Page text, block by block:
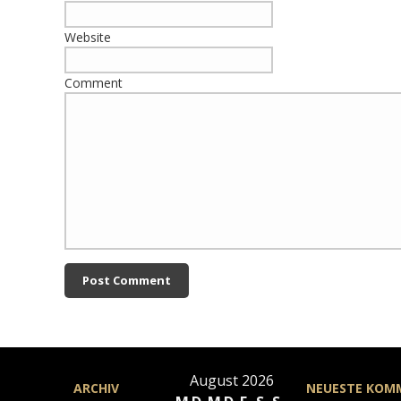
Website
Comment
ARCHIV
August 2026
NEUESTE